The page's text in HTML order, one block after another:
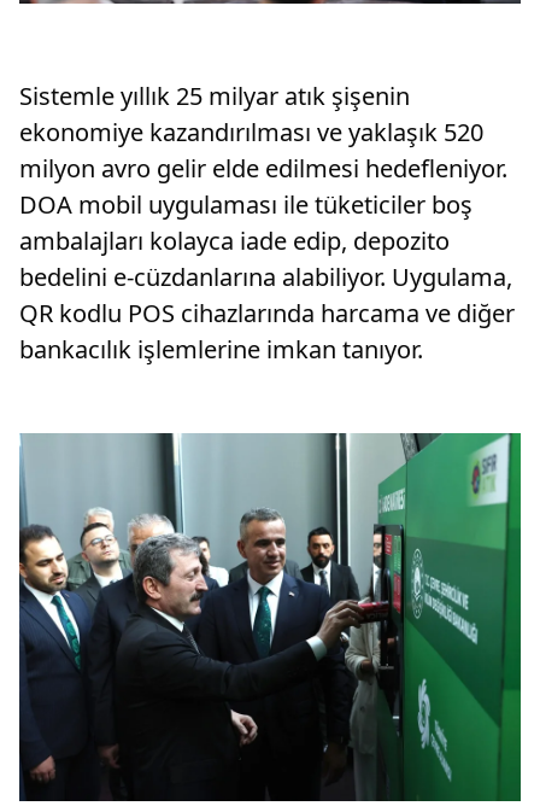
Sistemle yıllık 25 milyar atık şişenin
ekonomiye kazandırılması ve yaklaşık 520
milyon avro gelir elde edilmesi hedefleniyor.
DOA mobil uygulaması ile tüketiciler boş
ambalajları kolayca iade edip, depozito
bedelini e-cüzdanlarına alabiliyor. Uygulama,
QR kodlu POS cihazlarında harcama ve diğer
bankacılık işlemlerine imkan tanıyor.